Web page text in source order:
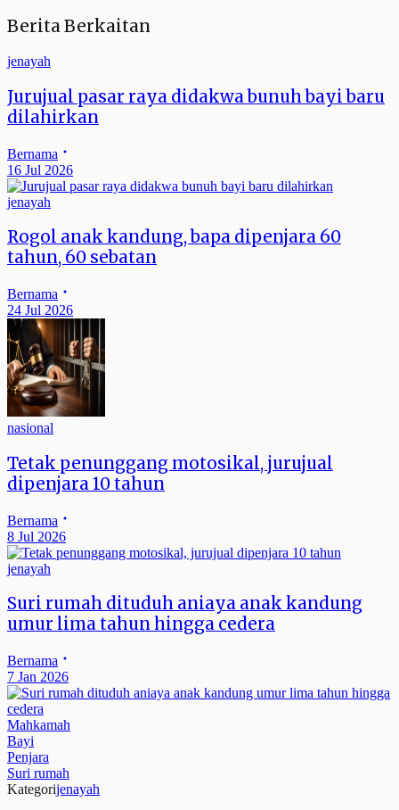
Berita Berkaitan
jenayah
Jurujual pasar raya didakwa bunuh bayi baru
dilahirkan
Bernama
16 Jul 2026
jenayah
Rogol anak kandung, bapa dipenjara 60
tahun, 60 sebatan
Bernama
24 Jul 2026
nasional
Tetak penunggang motosikal, jurujual
dipenjara 10 tahun
Bernama
8 Jul 2026
jenayah
Suri rumah dituduh aniaya anak kandung
umur lima tahun hingga cedera
Bernama
7 Jan 2026
Mahkamah
Bayi
Penjara
Suri rumah
Kategorijenayah